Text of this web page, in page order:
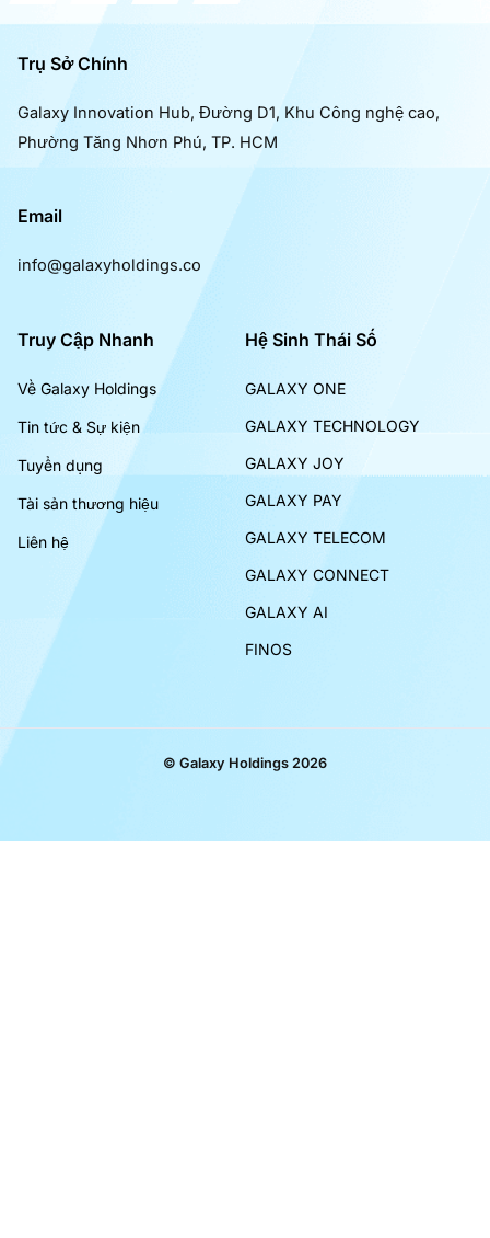
Trụ Sở Chính
Galaxy Innovation Hub, Đường D1, Khu Công nghệ cao,
Phường Tăng Nhơn Phú, TP. HCM
Email
info@galaxyholdings.co
Truy Cập Nhanh
Về Galaxy Holdings
Tin tức & Sự kiện
Tuyển dụng
Tài sản thương hiệu
Liên hệ
Hệ Sinh Thái Số
GALAXY ONE
GALAXY TECHNOLOGY
GALAXY JOY
GALAXY PAY
GALAXY TELECOM
GALAXY CONNECT
GALAXY AI
FINOS
© Galaxy Holdings 2026